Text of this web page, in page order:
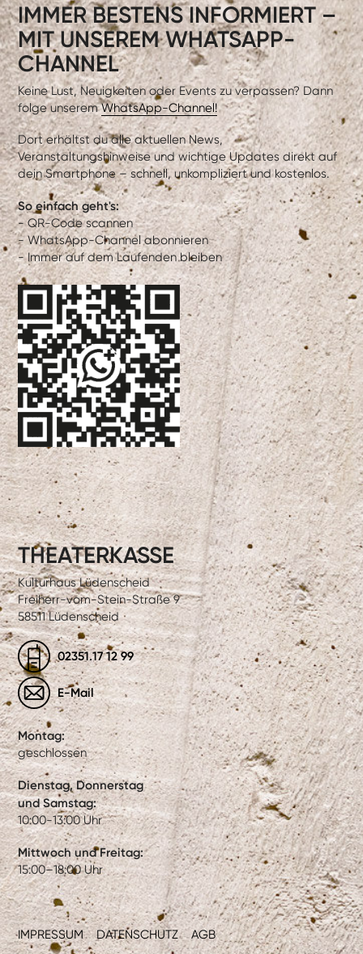
IMMER BESTENS INFORMIERT –
MIT UNSEREM WHATSAPP-
CHANNEL
Keine Lust, Neuigkeiten oder Events zu verpassen? Dann
folge unseremWhatsApp-Channel!
Dort erhältst du alle aktuellen News,
Veranstaltungshinweise und wichtige Updates direkt auf
dein Smartphone – schnell, unkompliziert und kostenlos.
So einfach geht's:
- QR-Code scannen
- WhatsApp-Channel abonnieren
- Immer auf dem Laufenden bleiben
IMPRESSUM DATENSCHUTZ AGB
THEATERKASSE
Kulturhaus Lüdenscheid
Freiherr-vom-Stein-Straße 9
58511 Lüdenscheid
02351.17 12 99
E-Mail
Montag:
geschlossen
Dienstag, Donnerstag
und Samstag:
10:00-13:00 Uhr
Mittwoch und Freitag:
15:00–18:00 Uhr